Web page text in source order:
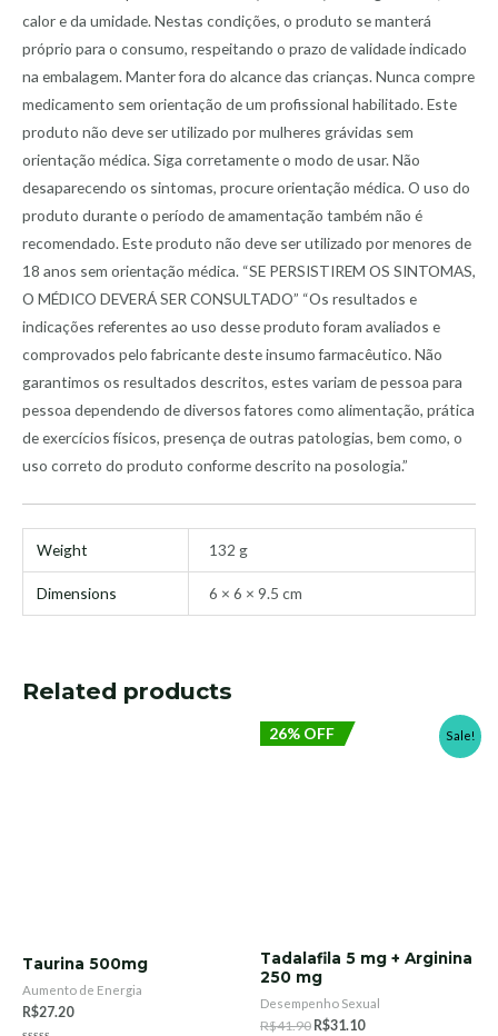
calor e da umidade. Nestas condições, o produto se manterá
próprio para o consumo, respeitando o prazo de validade indicado
na embalagem. Manter fora do alcance das crianças. Nunca compre
medicamento sem orientação de um profissional habilitado. Este
produto não deve ser utilizado por mulheres grávidas sem
orientação médica. Siga corretamente o modo de usar. Não
desaparecendo os sintomas, procure orientação médica. O uso do
produto durante o período de amamentação também não é
recomendado. Este produto não deve ser utilizado por menores de
18 anos sem orientação médica. “SE PERSISTIREM OS SINTOMAS,
O MÉDICO DEVERÁ SER CONSULTADO” “Os resultados e
indicações referentes ao uso desse produto foram avaliados e
comprovados pelo fabricante deste insumo farmacêutico. Não
garantimos os resultados descritos, estes variam de pessoa para
pessoa dependendo de diversos fatores como alimentação, prática
de exercícios físicos, presença de outras patologias, bem como, o
uso correto do produto conforme descrito na posologia.”
Weight 132 g
Dimensions 6 × 6 × 9.5 cm
Related products
Taurina 500mg
Aumento de Energia
R$27.20
Sale!
26% OFF
Tadalafila 5 mg + Arginina
250 mg
Desempenho Sexual
R$41.90 R$31.10